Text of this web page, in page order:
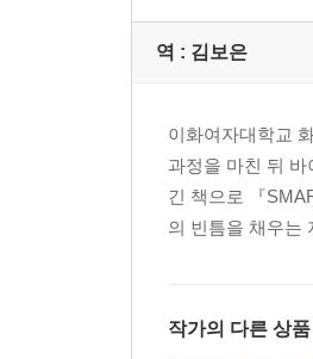
역 : 김보은
이화여자대학교
과정을 마친 뒤
긴 책으로 『
의 빈틈을 채우는
작가의 다른 상품